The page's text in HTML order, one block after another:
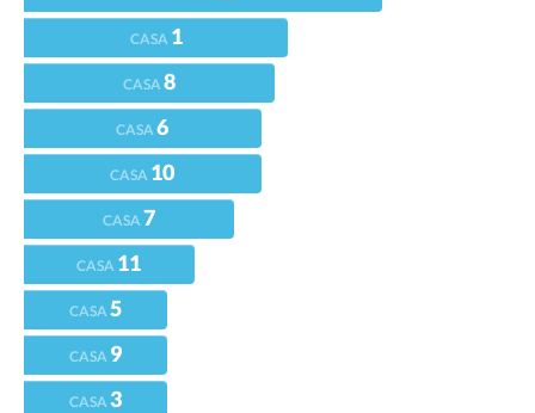
CASA 1
CASA8
CASA6
CASA 10
CASA7
CASA 11
CASA5
CASA 9
CASA 3